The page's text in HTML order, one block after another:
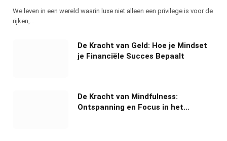
We leven in een wereld waarin luxe niet alleen een privilege is voor de
rijken,…
De Kracht van Geld: Hoe je Mindset
je Financiële Succes Bepaalt
De Kracht van Mindfulness:
Ontspanning en Focus in het